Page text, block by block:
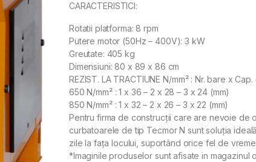
CARACTERISTICI:
Rotatii platforma: 8 rpm
Putere motor (50Hz – 400V): 3 kW
Greutate: 405 kg
Dimensiuni: 80 x 89 x 86 cm
REZIST. LA TRACTIUNE N/mm² : Nr. bare x
650 N/mm² : 1 x 36 – 2 x 28 – 3 x 24 (mm)
850 N/mm² : 1 x 32 – 2 x 26 – 3 x 22 (mm)
Pentru firma de construcții care are nevoie de
curbatoarele de tip Tecmor N sunt soluția
zile la fața locului, suportând orice fel de
*Imaginile produselor sunt afisate in magazinul